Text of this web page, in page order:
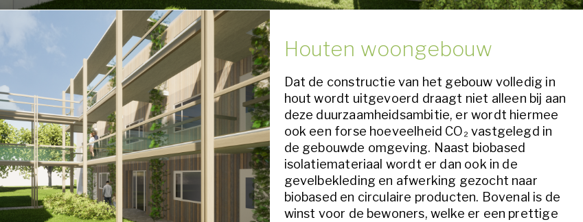
Houten woongebouw
Dat de constructie van het gebouw volledig in
hout wordt uitgevoerd draagt niet alleen bij aan
deze duurzaamheidsambitie, er wordt hiermee
ook een forse hoeveelheid CO₂ vastgelegd in
de gebouwde omgeving. Naast biobased
isolatiemateriaal wordt er dan ook in de
gevelbekleding en afwerking gezocht naar
biobased en circulaire producten. Bovenal is de
winst voor de bewoners, welke er een prettige